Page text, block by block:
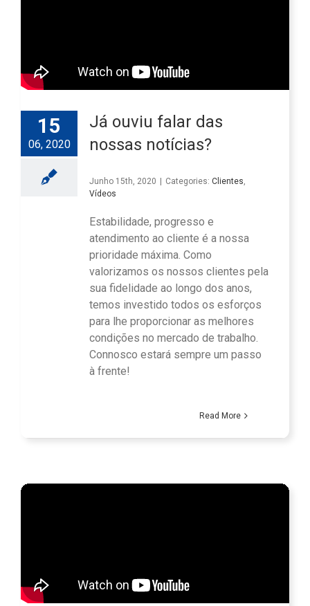
15
06, 2020
Já ouviu falar das
nossas notícias?
Junho 15th, 2020 | Categories: Clientes,
Vídeos
Estabilidade, progresso e
atendimento ao cliente é a nossa
prioridade máxima. Como
valorizamos os nossos clientes pela
sua fidelidade ao longo dos anos,
temos investido todos os esforços
para lhe proporcionar as melhores
condições no mercado de trabalho.
Connosco estará sempre um passo
à frente!
Read More